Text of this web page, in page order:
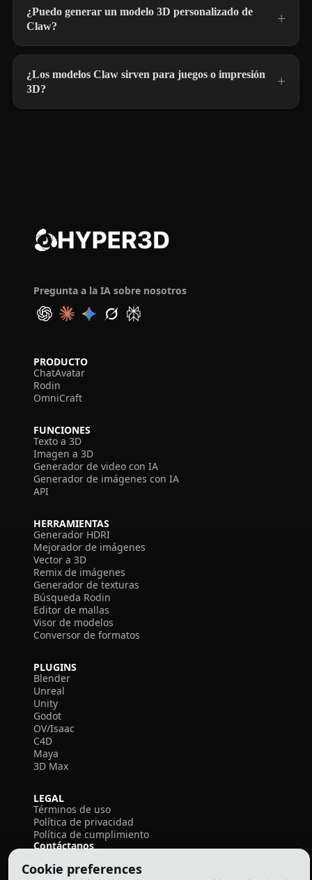
Cookie preferences
¿Puedo generar un modelo 3D personalizado de
Claw?
¿Los modelos Claw sirven para juegos o impresión
3D?
Pregunta a la IA sobre nosotros
PRODUCTO
ChatAvatar
Rodin
OmniCraft
FUNCIONES
Texto a 3D
Imagen a 3D
Generador de video con IA
Generador de imágenes con IA
API
HERRAMIENTAS
Generador HDRI
Mejorador de imágenes
Vector a 3D
Remix de imágenes
Generador de texturas
Búsqueda Rodin
Editor de mallas
Visor de modelos
Conversor de formatos
PLUGINS
Blender
Unreal
Unity
Godot
OV/Isaac
C4D
Maya
3D Max
LEGAL
Términos de uso
Política de privacidad
Política de cumplimiento
Contáctanos